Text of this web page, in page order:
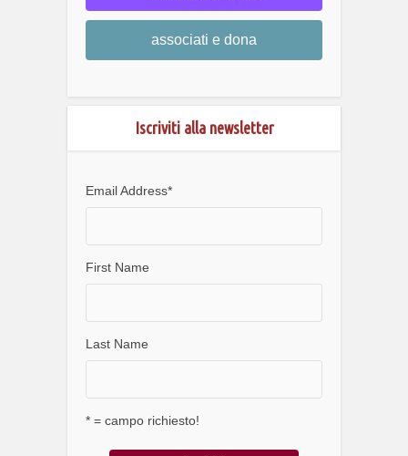
associati e dona
Iscriviti alla newsletter
Email Address*
First Name
Last Name
* = campo richiesto!